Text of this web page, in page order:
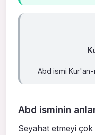
Abd ismi Kur'an-
Abd isminin
Seyahat etmeyi